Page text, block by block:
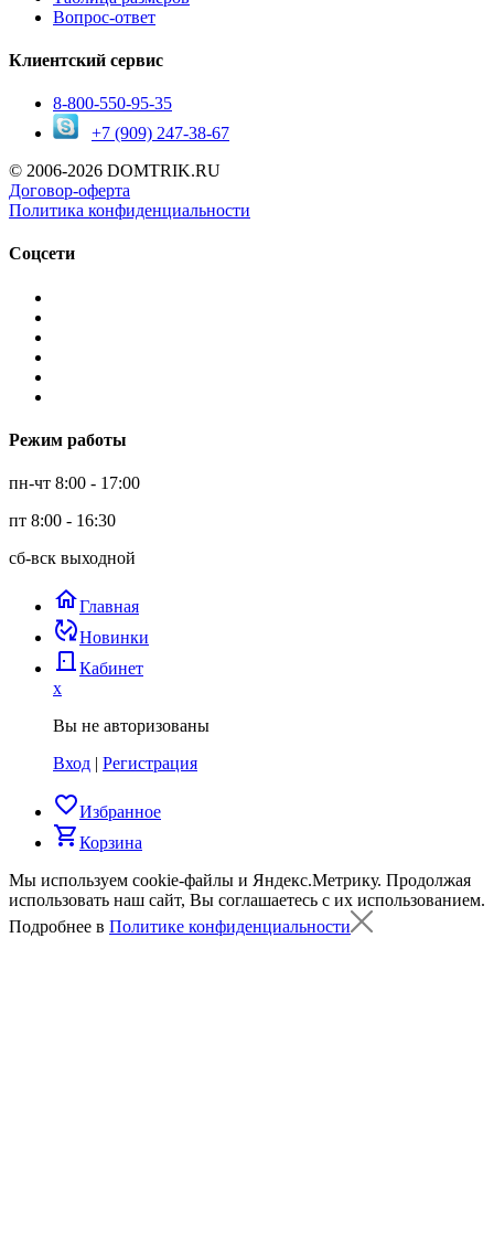
Вопрос-ответ
Клиентский сервис
8-800-550-95-35
+7 (909) 247-38-67
© 2006-2026 DOMTRIK.RU
Договор-оферта
Политика конфиденциальности
Соцсети
Режим работы
пн-чт 8:00 - 17:00
пт 8:00 - 16:30
сб-вск выходной
homeГлавная
published_with_changesНовинки
door_back Кабинет
x
Вы не авторизованы
Вход | Регистрация
favorite_borderИзбранное
shopping_cartКорзина
Мы используем cookie-файлы и Яндекс.Метрику. Продолжая
использовать наш сайт, Вы соглашаетесь с их использованием.
Подробнее в Политике конфиденциальности